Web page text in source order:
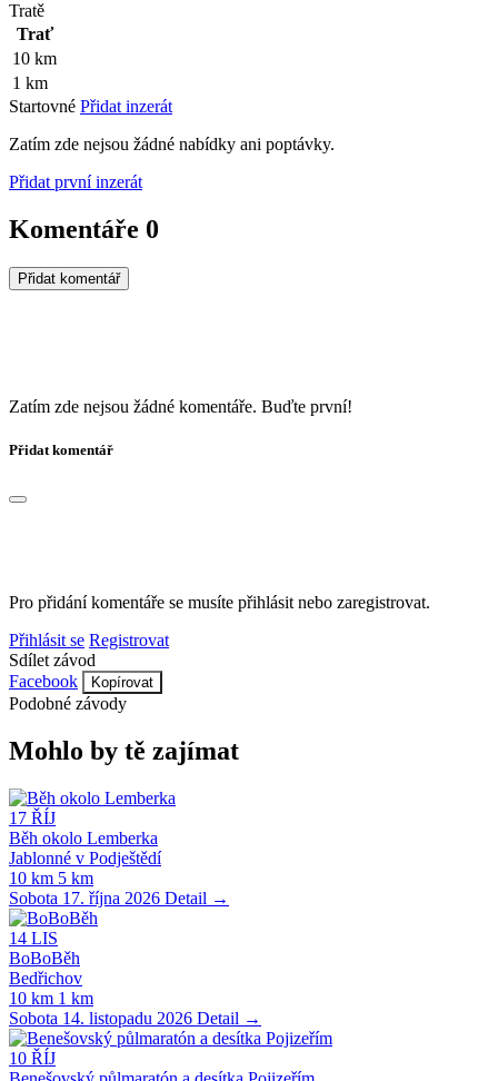
Tratě
Trať
10 km
1 km
Startovné Přidat inzerát
Zatím zde nejsou žádné nabídky ani poptávky.
Přidat první inzerát
Komentáře 0
Přidat komentář
Zatím zde nejsou žádné komentáře. Buďte první!
Přidat komentář
Pro přidání komentáře se musíte přihlásit nebo zaregistrovat.
Přihlásit se Registrovat
Sdílet závod
Facebook
Kopírovat
Podobné závody
Mohlo by tě zajímat
17 ŘÍJ
Běh okolo Lemberka
Jablonné v Podještědí
10 km 5 km
Sobota 17. října 2026 Detail →
14 LIS
BoBoBěh
Bedřichov
10 km 1 km
Sobota 14. listopadu 2026 Detail →
10 ŘÍJ